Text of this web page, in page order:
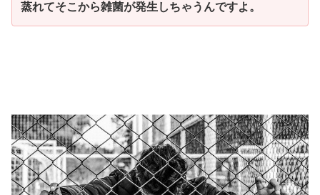
蒸れてそこから雑菌が発生しちゃうんですよ。